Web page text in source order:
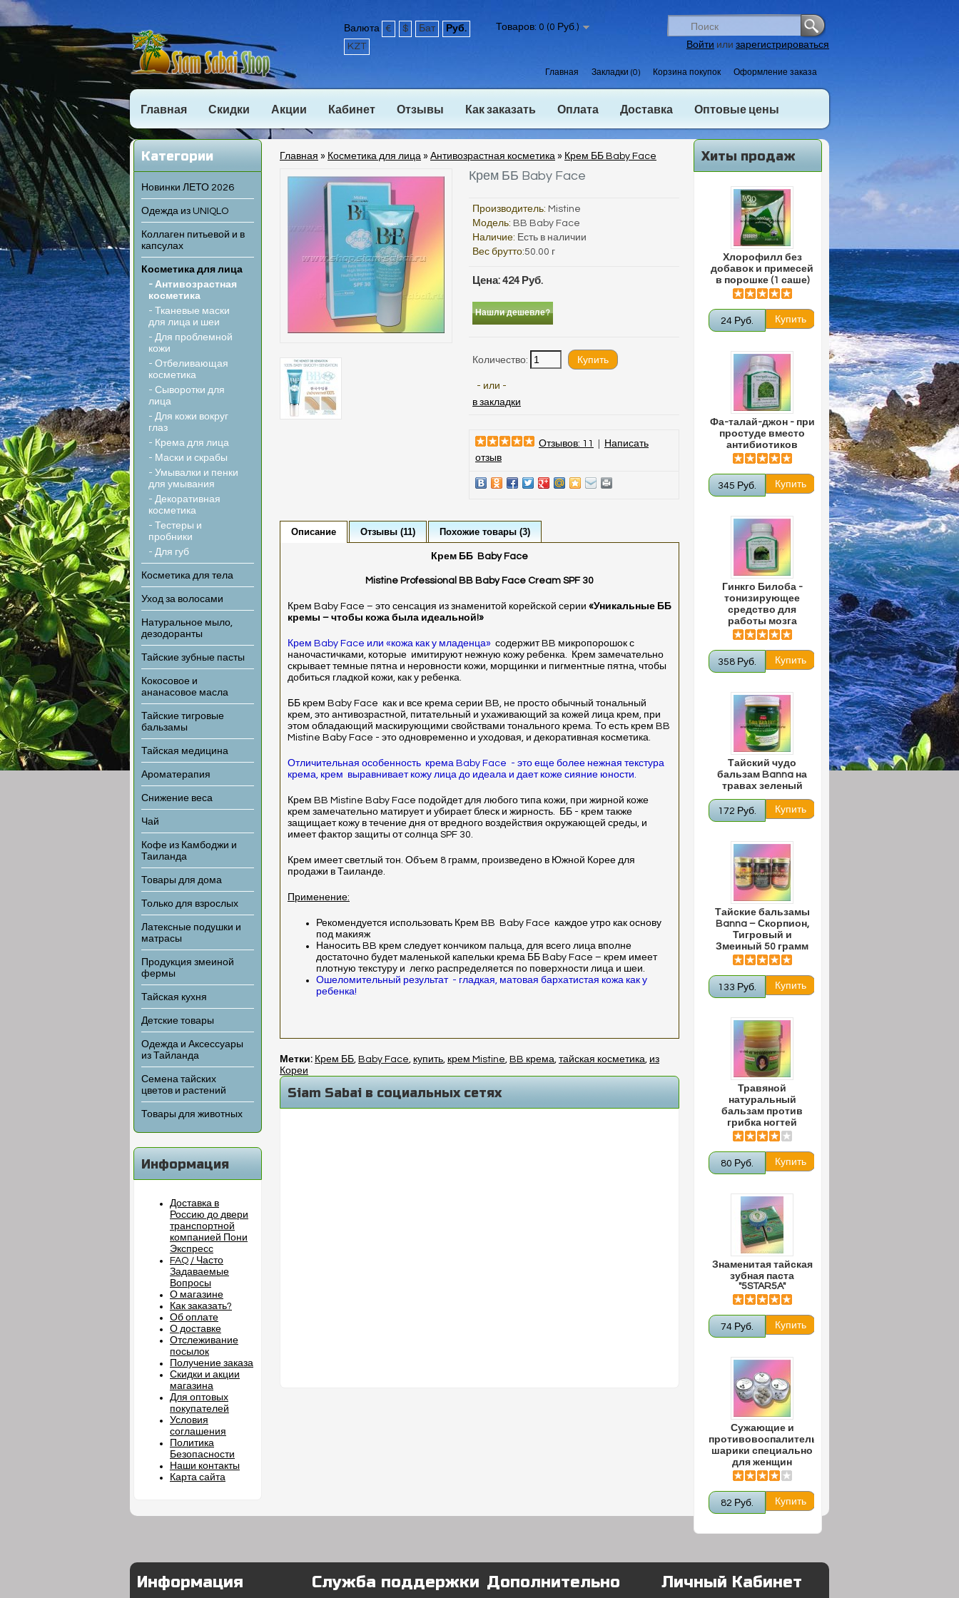
Валюта € $ Бат
Руб.
KZT
Товаров: 0 (0 Руб.)
Войти или зарегистрироваться
Главная Закладки (0) Корзина покупок Оформление заказа
Главная Скидки Акции Кабинет Отзывы Как заказать Оплата Доставка Оптовые цены
Категории
Новинки ЛЕТО 2026
Одежда из UNIQLO
Коллаген питьевой и в
капсулах
Косметика для лица
- Антивозрастная
косметика
- Тканевые маски
для лица и шеи
- Для проблемной
кожи
- Отбеливающая
косметика
- Сыворотки для
лица
- Для кожи вокруг
глаз
- Крема для лица
- Маски и скрабы
- Умывалки и пенки
для умывания
- Декоративная
косметика
- Тестеры и
пробники
- Для губ
Косметика для тела
Уход за волосами
Натуральное мыло,
дезодоранты
Тайские зубные пасты
Кокосовое и
ананасовое масла
Тайские тигровые
бальзамы
Тайская медицина
Ароматерапия
Снижение веса
Чай
Кофе из Камбоджи и
Таиланда
Товары для дома
Только для взрослых
Латексные подушки и
матрасы
Продукция змеиной
фермы
Тайская кухня
Детские товары
Одежда и Аксессуары
из Тайланда
Семена тайских
цветов и растений
Товары для животных
Информация
Доставка в
Россию до двери
транспортной
компанией Пони
Экспресс
FAQ / Часто
Задаваемые
Вопросы
О магазине
Как заказать?
Об оплате
О доставке
Отслеживание
посылок
Получение заказа
Скидки и акции
магазина
Для оптовых
покупателей
Условия
соглашения
Политика
Безопасности
Наши контакты
Карта сайта
Хиты продаж
Хлорофилл без
добавок и примесей
в порошке (1 саше)
24 Руб.
Фа-талай-джон - при
простуде вместо
антибиотиков
345 Руб.
Гинкго Билоба -
тонизирующее
средство для
работы мозга
358 Руб.
Тайский чудо
бальзам Banna на
травах зеленый
172 Руб.
Тайские бальзамы
Banna – Скорпион,
Тигровый и
Змеиный 50 грамм
133 Руб.
Травяной
натуральный
бальзам против
грибка ногтей
80 Руб.
Знаменитая тайская
зубная паста
"5STAR5A"
74 Руб.
Сужающие и
противовоспалительные
шарики специально
для женщин
82 Руб.
Главная » Косметика для лица » Антивозрастная косметика » Крем ББ Baby Face
Крем ББ Baby Face
Производитель: Mistine
Модель: BB Baby Face
Наличие: Есть в наличии
Вес брутто:50.00 г
Цена: 424 Руб.
Нашли дешевле?
Количество:
- или -
в закладки
Отзывов: 11
Написать
отзыв
Описание Отзывы (11) Похожие товары (3)
Крем ББ Baby Face
Mistine Professional BB Baby Face Cream SPF 30
Крем Baby Face – это сенсация из знаменитой корейской серии «Уникальные ББ
кремы – чтобы кожа была идеальной!»
Крем Baby Face или «кожа как у младенца» содержит BB микропорошок с
наночастичками, которые имитируют нежную кожу ребенка. Крем замечательно
скрывает темные пятна и неровности кожи, морщинки и пигментные пятна, чтобы
добиться гладкой кожи, как у ребенка.
ББ крем Baby Face как и все крема серии BB, не просто обычный тональный
крем, это антивозрастной, питательный и ухаживающий за кожей лица крем, при
этом обладающий маскирующими свойствами тонального крема. То есть крем BB
Mistine Baby Face - это одновременно и уходовая, и декоративная косметика.
Отличительная особенность крема Baby Face - это еще более нежная текстура
крема, крем выравнивает кожу лица до идеала и дает коже сияние юности.
Крем BB Mistine Baby Face подойдет для любого типа кожи, при жирной коже
крем замечательно матирует и убирает блеск и жирность. ББ - крем также
защищает кожу в течение дня от вредного воздействия окружающей среды, и
имеет фактор защиты от солнца SPF 30.
Крем имеет светлый тон. Объем 8 грамм, произведено в Южной Корее для
продажи в Таиланде.
Применение:
Рекомендуется использовать Крем BB Baby Face каждое утро как основу
под макияж
Наносить BB крем следует кончиком пальца, для всего лица вполне
достаточно будет маленькой капельки крема ББ Baby Face – крем имеет
плотную текстуру и легко распределяется по поверхности лица и шеи.
Ошеломительный результат - гладкая, матовая бархатистая кожа как у
ребенка!
Метки: Крем ББ, Baby Face, купить, крем Mistine, BB крема, тайская косметика, из
Кореи
Siam Sabai в социальных сетях
Информация Служба поддержки Дополнительно Личный Кабинет